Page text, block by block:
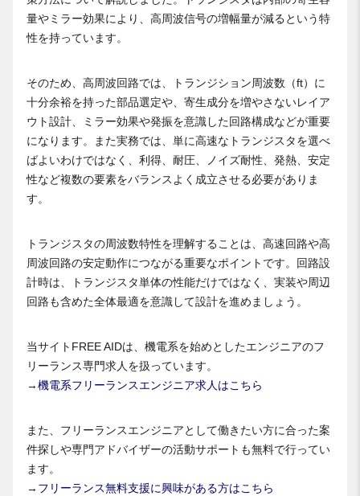
量やミラー効果により、高周波信号の増幅量が減るという特
性を持っています。
そのため、高周波回路では、トランジション周波数（ft）に
十分余裕を持った部品選定や、寄生成分を増やさないレイア
ウト設計、ミラー効果や発振を意識した回路構成などが重要
になります。また実務では、単に高速なトランジスタを選べ
ばよいわけではなく、利得、耐圧、ノイズ耐性、発熱、安定
性など複数の要素をバランスよく成立させる必要がありま
す。
トランジスタの周波数特性を理解することは、高速回路や高
周波回路の安定動作につながる重要なポイントです。回路設
計時は、トランジスタ単体の性能だけではなく、実装や周辺
回路も含めた全体最適を意識して設計を進めましょう。
当サイトFREE AIDは、機電系を始めとしたエンジニアのフ
リーランス専門求人を扱っています。
→機電系フリーランスエンジニア求人はこちら
また、フリーランスエンジニアとして働きたい方に合った案
件探しや専門アドバイザーの活動サポートも無料で行ってい
ます。
→ フリーランス無料支援に興味がある方はこちら